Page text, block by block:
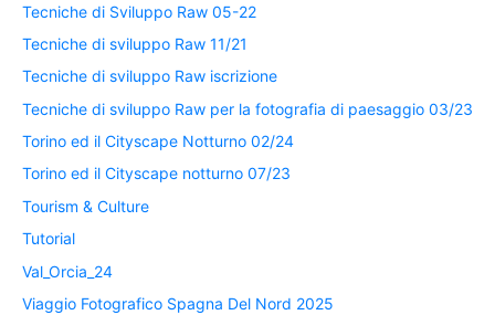
Tecniche di Sviluppo Raw 05-22
Tecniche di sviluppo Raw 11/21
Tecniche di sviluppo Raw iscrizione
Tecniche di sviluppo Raw per la fotografia di paesaggio 03/23
Torino ed il Cityscape Notturno 02/24
Torino ed il Cityscape notturno 07/23
Tourism & Culture
Tutorial
Val_Orcia_24
Viaggio Fotografico Spagna Del Nord 2025